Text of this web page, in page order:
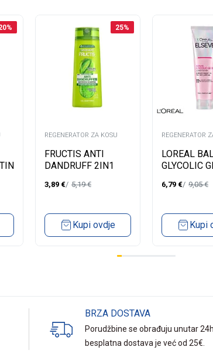
% 25%
REGENERATOR ZA KOSU
FRUCTIS ANTI
DANDRUFF 2IN1
3,89 € 5,19€
Kupi ovdje
REGENERATOR
LOREAL
GLYCOLIC
6,79 € 9,05€
Kupi
BRZA DOSTAVA
Porudžbine se obrađuju unutar
besplatna dostava je već od 25€.